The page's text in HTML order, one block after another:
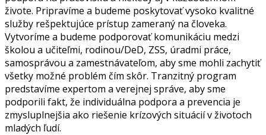
živote. Pripravíme a budeme poskytovať vysoko kvalitné
služby rešpektujúce prístup zameraný na človeka.
Vytvoríme a budeme podporovať komunikáciu medzi
školou a učiteľmi, rodinou/DeD, ZSS, úradmi práce,
samosprávou a zamestnávateľom, aby sme mohli zachytiť
všetky možné problém čím skôr. Tranzitný program
predstavíme expertom a verejnej správe, aby sme
podporili fakt, že individuálna podpora a prevencia je
zmysluplnejšia ako riešenie krízových situácií v životoch
mladých ľudí.